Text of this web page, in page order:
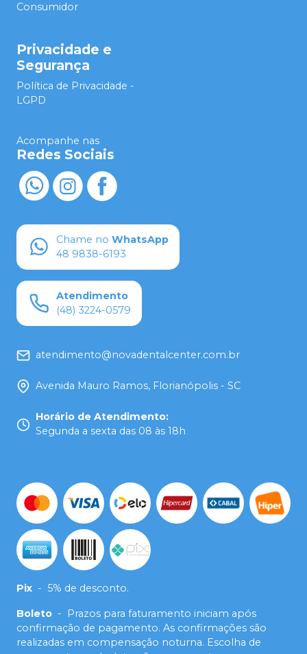
Consumidor
Privacidade e
Segurança
Política de Privacidade -
LGPD
Acompanhe nas
Redes Sociais
Chame no WhatsApp
48 9838-6193
Atendimento
(48) 3224-0579
atendimento@novadentalcenter.com.br
Avenida Mauro Ramos, Florianópolis - SC
Horário de Atendimento:
Segunda a sexta das 08 às 18h
Pix - 5% de desconto.
Boleto -
Prazos para faturamento iniciam após
confirmação de pagamento. As confirmações são
realizadas em compensação noturna. Escolha de